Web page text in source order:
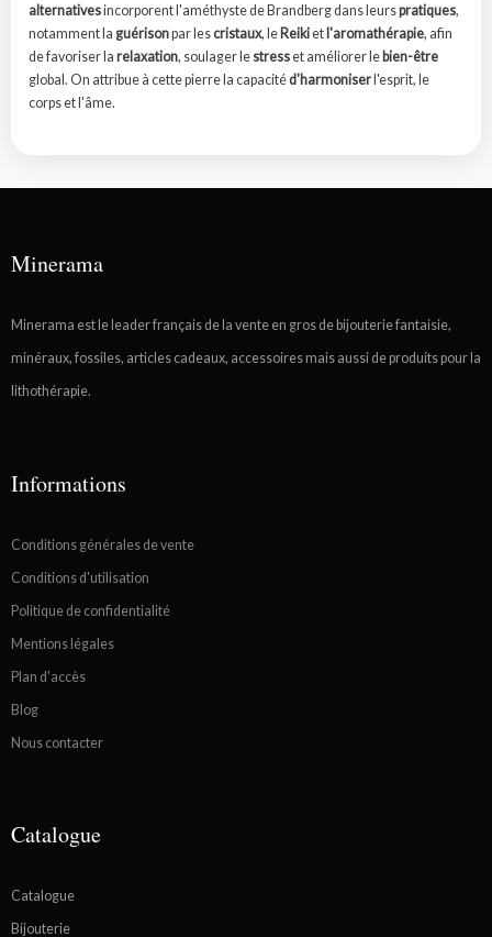
alternativesincorporent l'améthyste de Brandberg dans leurspratiques,
notamment la guérisonpar les cristaux, le Reiki et l'aromathérapie, afin
de favoriser la relaxation, soulager le stress et améliorer le bien-être
global. On attribue à cette pierre la capacitéd'harmoniser l'esprit, le
corps et l'âme.
Minerama
Minerama est le leader français de la vente en gros de bijouterie fantaisie,
minéraux, fossiles, articles cadeaux, accessoires mais aussi de produits pour la
lithothérapie.
Informations
Conditions générales de vente
Conditions d'utilisation
Politique de confidentialité
Mentions légales
Plan d'accès
Blog
Nous contacter
Catalogue
Catalogue
Bijouterie